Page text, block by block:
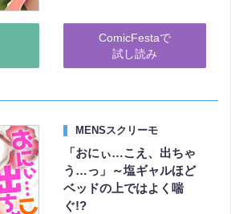
ComicFestaで
試し読み
MENSスクリーモ
「おにぃ…こえ、出ちゃ
う…っ」～塩ギャルほど
ベッドの上ではよく喘
ぐ!?